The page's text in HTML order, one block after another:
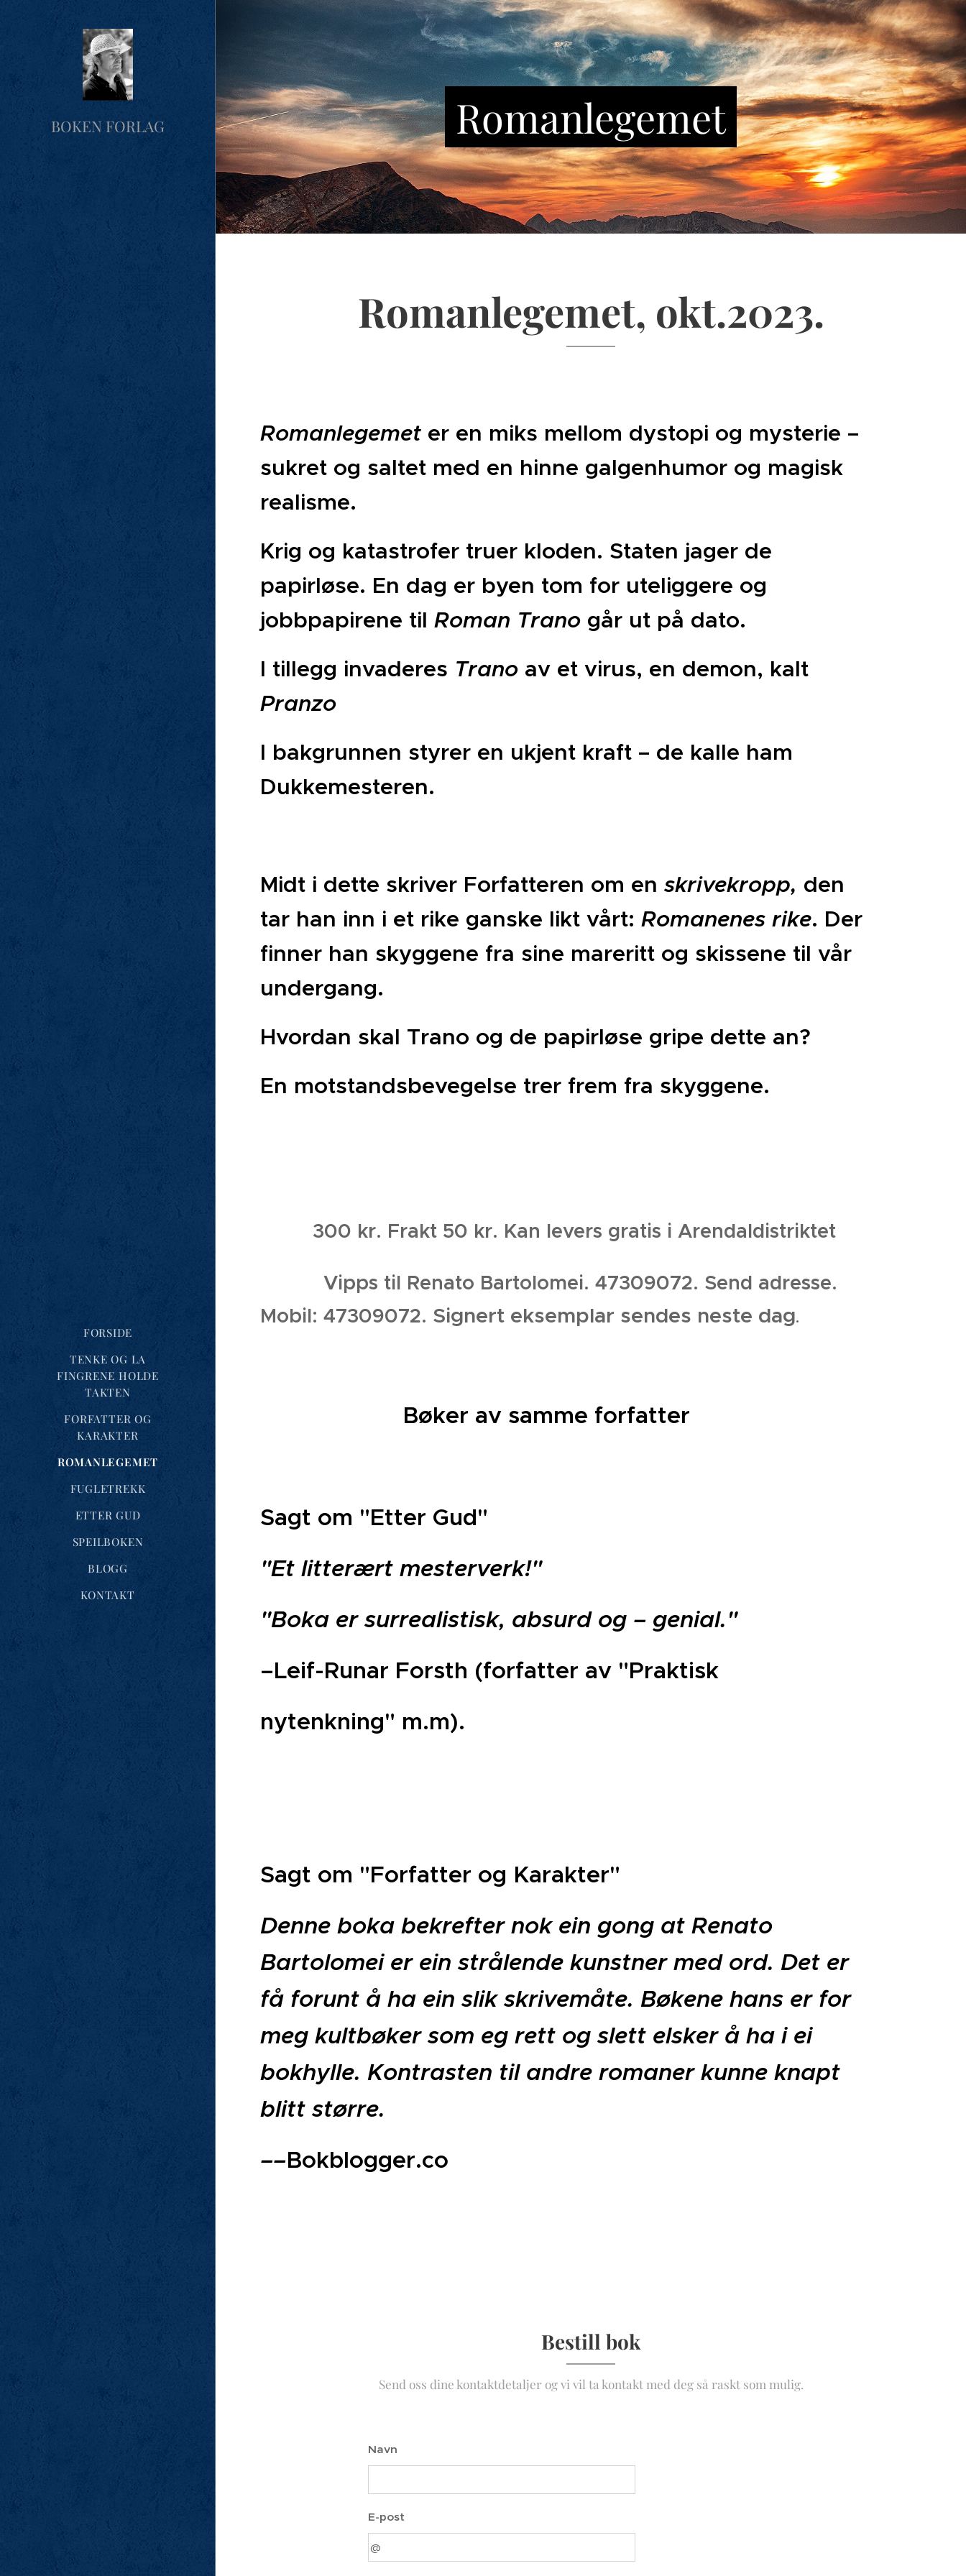
BOKEN FORLAG
FORSIDE
TENKE OG LA
FINGRENE HOLDE
TAKTEN
FORFATTER OG
KARAKTER
ROMANLEGEMET
FUGLETREKK
ETTER GUD
SPEILBOKEN
BLOGG
KONTAKT
Romanlegemet
Romanlegemet, okt.2023.
Romanlegemet er en miks mellom dystopi og mysterie –
sukret og saltet med en hinne galgenhumor og magisk
realisme.
Krig og katastrofer truer kloden. Staten jager de
papirløse. En dag er byen tom for uteliggere og
jobbpapirene til Roman Trano går ut på dato.
I tillegg invaderes Trano av et virus, en demon, kalt
Pranzo
I bakgrunnen styrer en ukjent kraft – de kalle ham
Dukkemesteren.
Midt i dette skriver Forfatteren om en skrivekropp, den
tar han inn i et rike ganske likt vårt: Romanenes rike. Der
finner han skyggene fra sine mareritt og skissene til vår
undergang.
Hvordan skal Trano og de papirløse gripe dette an?
En motstandsbevegelse trer frem fra skyggene.
300 kr. Frakt 50 kr. Kan levers gratis i Arendaldistriktet
Vipps til Renato Bartolomei. 47309072. Send adresse.
Mobil: 47309072. Signert eksemplar sendes neste dag.
Bøker av samme forfatter
Sagt om "Etter Gud"
"Et litterært mesterverk!"
"Boka er surrealistisk, absurd og – genial."
–Leif-Runar Forsth (forfatter av "Praktisk
nytenkning" m.m).
Sagt om "Forfatter og Karakter"
Denne boka bekrefter nok ein gong at Renato
Bartolomei er ein strålende kunstner med ord. Det er
få forunt å ha ein slik skrivemåte. Bøkene hans er for
meg kultbøker som eg rett og slett elsker å ha i ei
bokhylle. Kontrasten til andre romaner kunne knapt
blitt større.
––Bokblogger.co
Bestill bok
Send oss dine kontaktdetaljer og vi vil ta kontakt med deg så raskt som mulig.
Navn
E-post